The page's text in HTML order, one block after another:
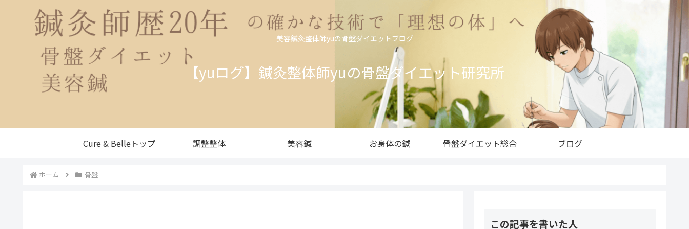
美容鍼灸整体師yuの骨盤ダイエットブログ
【yuログ】鍼灸整体師yuの骨盤ダイエット研究所
Cure & Belleトップ 調整整体 美容鍼 お身体の鍼 骨盤ダイエット総合 ブログ
ホーム 骨盤
この記事を書いた人